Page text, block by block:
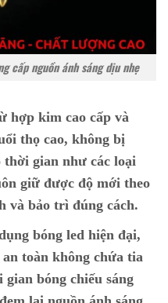
cấp nguồn ánh sáng dịu nhẹ
hợp kim cao cấp và
thọ cao, không bị
thời gian như các loại
giữ được độ mới theo
và bảo trì đúng cách.
bóng led hiện đại,
toàn không chứa tia
bóng chiếu sáng